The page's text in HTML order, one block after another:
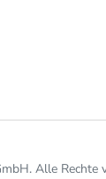
Alle Rechte